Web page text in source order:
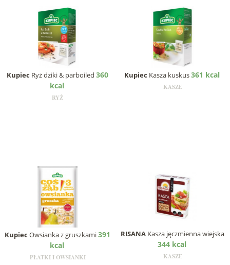
Kupiec Ryż dziki & parboiled 360
kcal
RYŻ
Kupiec Kasza kuskus361 kcal
KASZE
Kupiec Owsianka z gruszkami391
kcal
PŁATKI I OWSIANKI
RISANA Kasza jęczmienna wiejska
344 kcal
KASZE